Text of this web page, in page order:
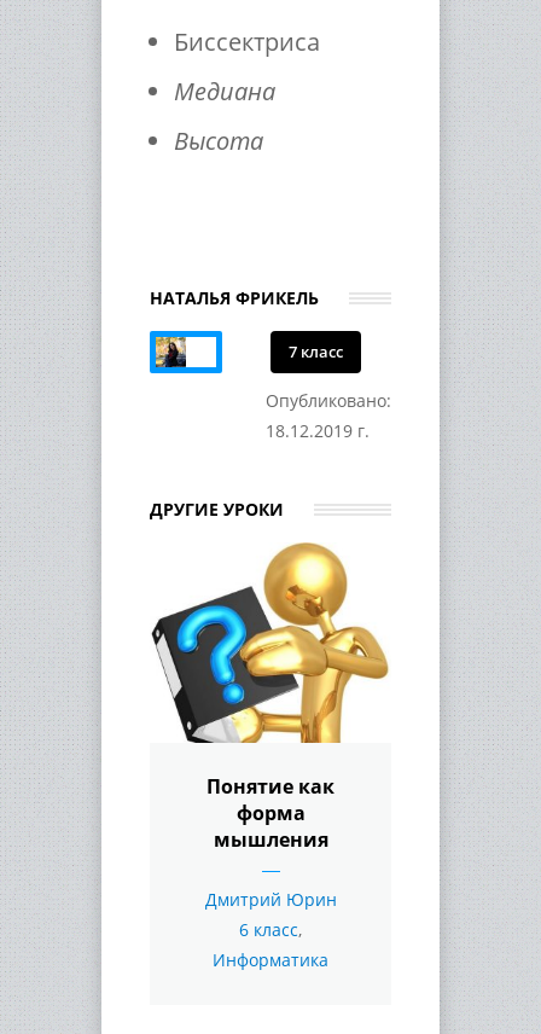
Биссектриса
Медиана
Высота
НАТАЛЬЯ ФРИКЕЛЬ
7 класс
Опубликовано:
18.12.2019 г.
ДРУГИЕ УРОКИ
Понятие как
форма
мышления
Дмитрий Юрин
6 класс,
Информатика